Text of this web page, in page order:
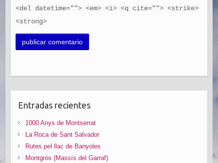
<del datetime=""> <em> <i> <q cite=""> <strike>
<strong>
Entradas recientes
1000 Anys de Montserrat
La Roca de Sant Salvador
Rutes pel llac de Banyoles
Montgròs (Massís del Garraf)